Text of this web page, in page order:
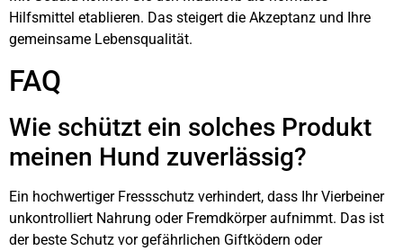
Hilfsmittel etablieren. Das steigert die Akzeptanz und Ihre
gemeinsame Lebensqualität.
FAQ
Wie schützt ein solches Produkt
meinen Hund zuverlässig?
Ein hochwertiger Fressschutz verhindert, dass Ihr Vierbeiner
unkontrolliert Nahrung oder Fremdkörper aufnimmt. Das ist
der beste Schutz vor gefährlichen Giftködern oder